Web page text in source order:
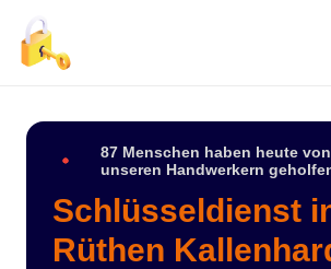
87 Menschen haben heute von
unseren Handwerkern
Schlüsseldienst
Rüthen